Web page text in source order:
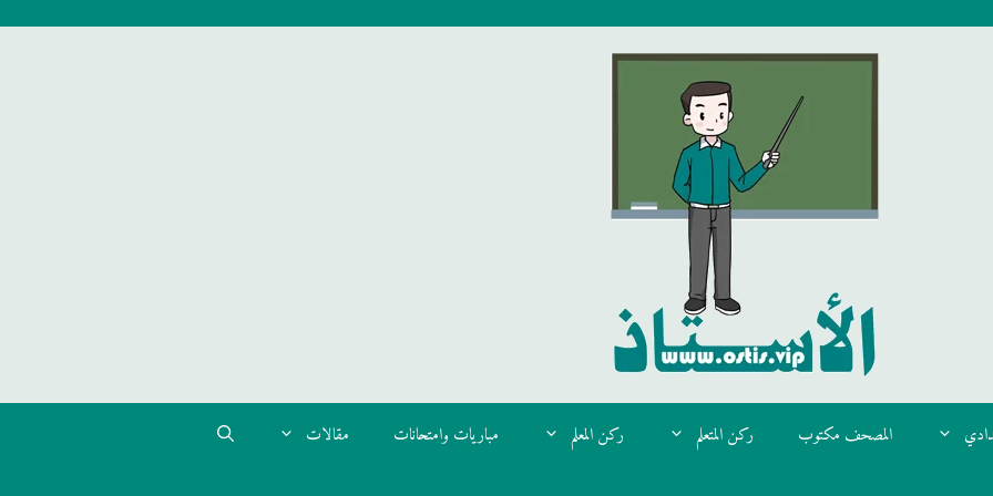
المصحف مكتوب ركن المتعلم ركن المعلم مباريات وامتحانات مقالات